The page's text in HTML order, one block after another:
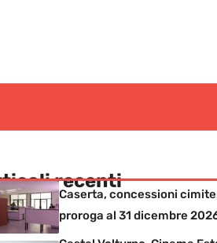
recenti
Caserta, concessioni
proroga al 31 dicembre